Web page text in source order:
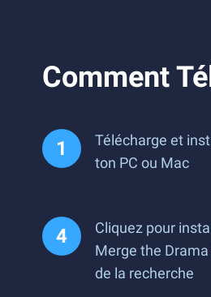
Comment
Télécharge et
ton PC ou Mac
Cliquez pour
Merge the
de la recherche